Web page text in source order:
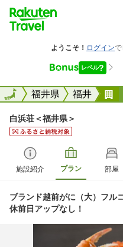
全国福井県 福井
全国
白浜荘＜福井県＞
施設紹介 プラン 部屋
ブランド越前がに（大）フル
休前日アップなし！